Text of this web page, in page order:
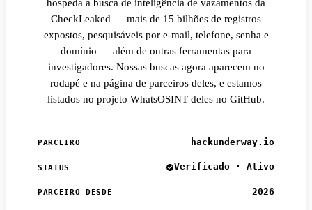
hospeda a busca de inteligência de vazamentos da
CheckLeaked — mais de 15 bilhões de registros
expostos, pesquisáveis por e-mail, telefone, senha e
domínio — além de outras ferramentas para
investigadores. Nossas buscas agora aparecem no
rodapé e na página de parceiros deles, e estamos
listados no projeto WhatsOSINT deles no GitHub.
PARCEIRO hackunderway.io
STATUS Verificado · Ativo
PARCEIRO DESDE 2026